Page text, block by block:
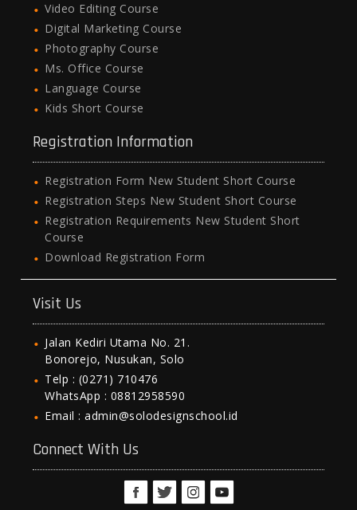
Video Editing Course
Digital Marketing Course
Photography Course
Ms. Office Course
Language Course
Kids Short Course
Registration Information
Registration Form New Student Short Course
Registration Steps New Student Short Course
Registration Requirements New Student Short
Course
Download Registration Form
Visit Us
Jalan Kediri Utama No. 21.
Bonorejo, Nusukan, Solo
Telp : (0271) 710476
WhatsApp : 08812958590
Email : admin@solodesignschool.id
Connect With Us